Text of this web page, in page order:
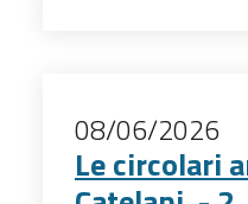
08/06/2026
Le circolari